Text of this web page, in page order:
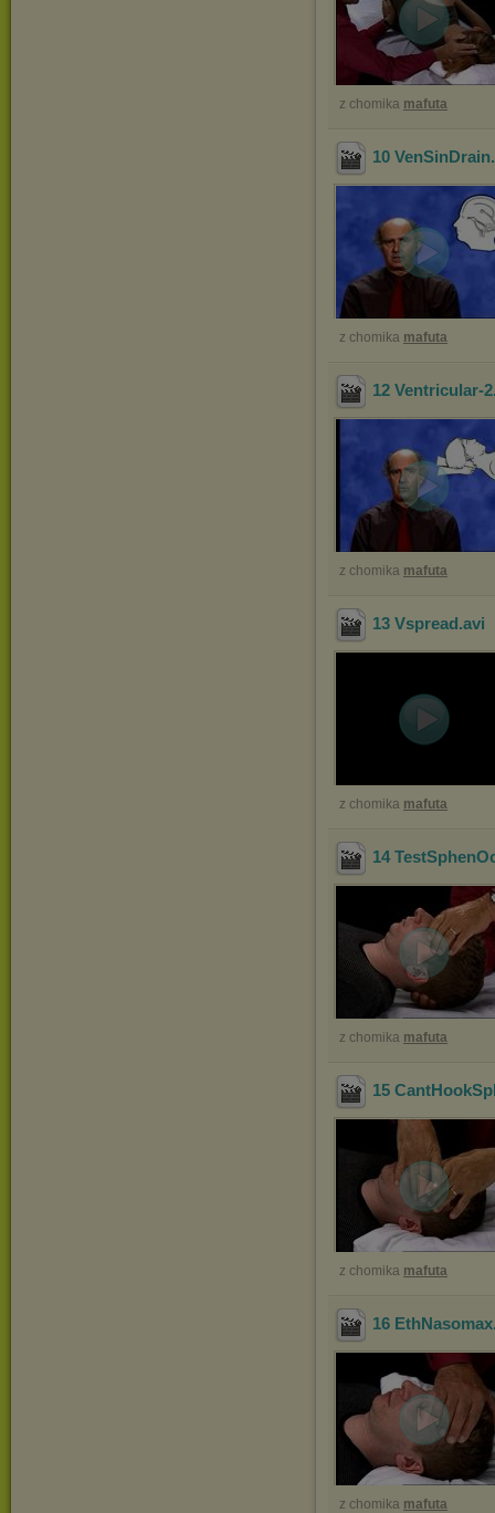
z chomika mafuta
10 VenSinDrain
z chomika mafuta
12 Ventricular-2
z chomika mafuta
13 Vspread .avi
z chomika mafuta
14
z chomika mafuta
15
z chomika mafuta
16 EthNasomax
z chomika mafuta